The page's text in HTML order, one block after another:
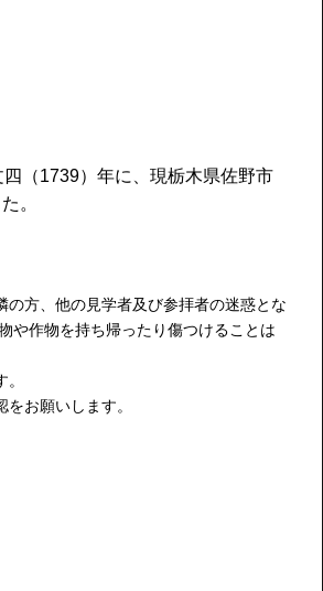
（1739）年に、現栃木県佐野市
。
方、他の見学者及び参拝者の迷惑とな
や作物を持ち帰ったり傷つけることは
お願いします。